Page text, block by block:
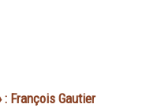
: François Gautier